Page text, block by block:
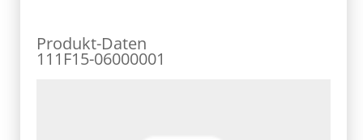
Produkt-Daten
111F15-06000001